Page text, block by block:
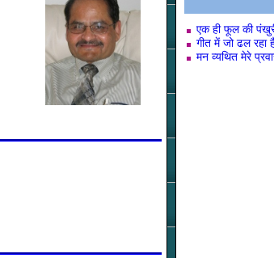
एक ही फूल की
गीत में जो ढल रहा
मन व्यथित मेरे